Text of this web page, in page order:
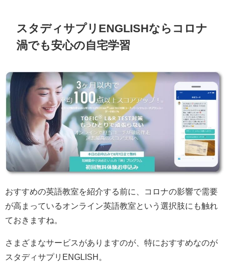
スタディサプリENGLISHならコロナ
渦でも安心の自宅学習
おすすめの英語教室を紹介する前に、コロナの影響で需要
が高まっているオンライン英語教室という選択肢にも触れ
ておきますね。
さまざまなサービスがありますのが、特におすすめなのが
スタディサプリENGLISH。